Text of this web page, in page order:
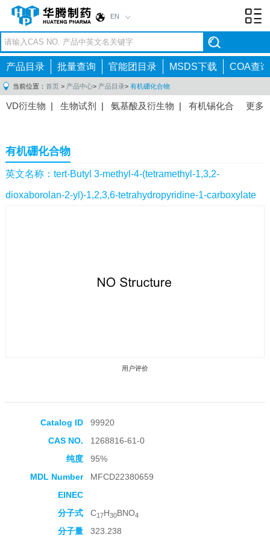
EN
产品目录 批量查询 官能团目录 MSDS下载 COA查询
当前位置： 首页 > 产品中心> 产品目录> 有机硼化合物
更多
VD衍生物 | 生物试剂 | 氨基酸及衍生物 | 有机锡化合
间体|抗高血压药物中间体
感染药物中间体|
体|抗精神病药物中间体 |抗炎药物中间体 | 精选原料
药中间体|其他原料药中间体|
有机硼化合物
英文名称：tert-Butyl 3-methyl-4-(tetramethyl-1,3,2-
dioxaborolan-2-yl)-1,2,3,6-tetrahydropyridine-1-carboxylate
用户评价
Catalog ID
99920
CAS NO.
1268816-61-0
纯度
95%
MDL Number
MFCD22380659
EINEC
分子式
C17H30BNO4
分子量 323.238